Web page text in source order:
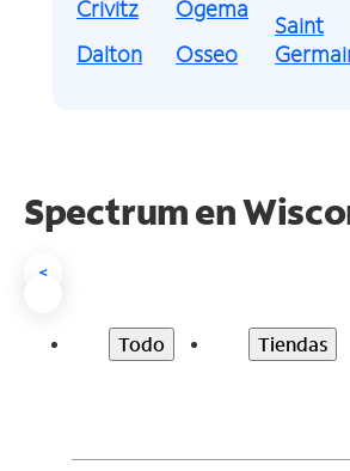
Crivitz
Dalton
Ogema
Osseo
Saint
Spectrum en
<
Todo Tiendas